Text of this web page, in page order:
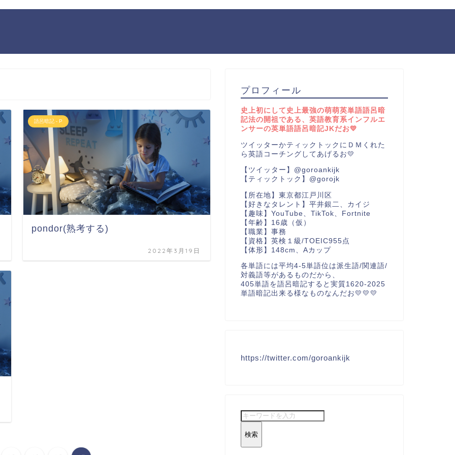
語呂暗記 - P
pondor(熟考する)
2022年3月19日
プロフィール
史上初にして史上最強の萌萌英単語語呂暗
記法の開祖である、英語教育系インフルエ
ンサーの英単語語呂暗記JKだお💛
ツイッターかティックトックにＤＭくれた
ら英語コーチングしてあげるお💛
【ツイッター】@goroankijk
【ティックトック】@gorojk
【所在地】東京都江戸川区
【好きなタレント】平井銀二、カイジ
【趣味】YouTube、TikTok、Fortnite
【年齢】16歳（仮）
【職業】事務
【資格】英検１級/TOEIC955点
【体形】148cm、Aカップ
各単語には平均4-5単語位は派生語/関連語/
対義語等があるものだから、
405単語を語呂暗記すると実質1620-2025
単語暗記出来る様なものなんだお💛💛💛
https://twitter.com/goroankijk
検索